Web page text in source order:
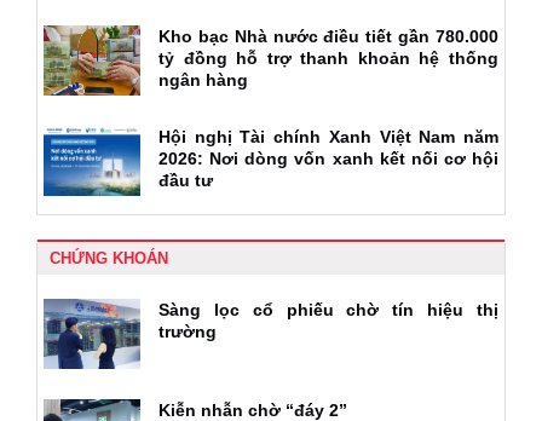
Kho bạc Nhà nước điều tiết gần 780.000
tỷ đồng hỗ trợ thanh khoản hệ thống
ngân hàng
Hội nghị Tài chính Xanh Việt Nam năm
2026: Nơi dòng vốn xanh kết nối cơ hội
đầu tư
CHỨNG KHOÁN
Sàng lọc cổ phiếu chờ tín hiệu thị
trường
Kiễn nhẫn chờ “đáy 2”